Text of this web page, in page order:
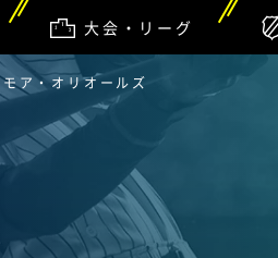
大会・リーグ
ア・オリオールズ